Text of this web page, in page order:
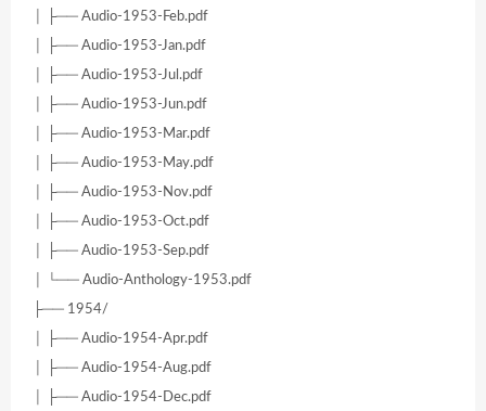
│ ├── Audio-1953-Feb.pdf
│ ├── Audio-1953-Jan.pdf
│ ├── Audio-1953-Jul.pdf
│ ├── Audio-1953-Jun.pdf
│ ├── Audio-1953-Mar.pdf
│ ├── Audio-1953-May.pdf
│ ├── Audio-1953-Nov.pdf
│ ├── Audio-1953-Oct.pdf
│ ├── Audio-1953-Sep.pdf
│ └── Audio-Anthology-1953.pdf
├── 1954/
│ ├── Audio-1954-Apr.pdf
│ ├── Audio-1954-Aug.pdf
│ ├── Audio-1954-Dec.pdf